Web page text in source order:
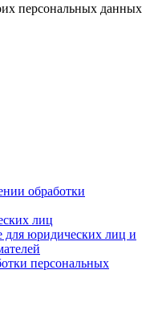
персональных данных
обработки
лиц
для юридических лиц и
персональных